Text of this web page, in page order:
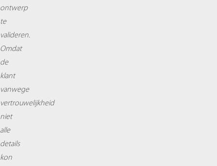
ontwerp
te
valideren.
Omdat
de
klant
vanwege
vertrouwelijkheid
niet
alle
details
kon